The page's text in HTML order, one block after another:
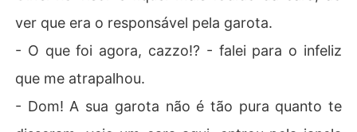
ver que era o responsável pela garota.
- O que foi agora, cazzo!? - falei para o infeliz
que me atrapalhou.
- Dom! A sua garota não é tão pura quanto te